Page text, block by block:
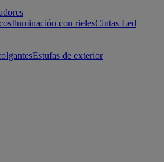
Iluminación con rielesCintas Led
Estufas de exterior